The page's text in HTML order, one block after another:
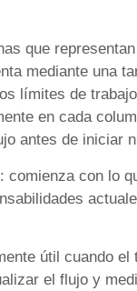
que
mediante una
límites de
en cada
antes de iniciar
con lo
útil cuando el
el flujo y